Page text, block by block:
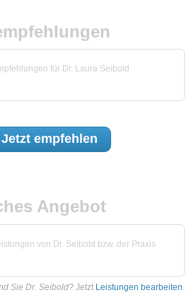
für Dr. Laura Seibold
Jetzt empfehlen
Angebot
von Dr. Seibold bzw. der Praxis
Sie Dr. Seibold? Jetzt Leistungen bearbeiten.